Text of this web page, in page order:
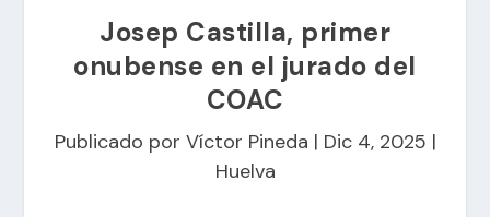
Josep Castilla, primer
onubense en el jurado del
COAC
Publicado por Víctor Pineda | Dic 4, 2025 |
Huelva